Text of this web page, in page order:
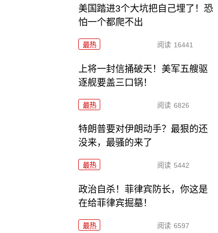
美国踏进3个大坑把自己埋了！恐
怕一个都爬不出
最热 阅读 16441
上将一封信捅破天！美军五艘驱
逐舰要盖三口锅！
最热 阅读 6826
特朗普要对伊朗动手？最狠的还
没来，最骚的来了
最热 阅读 5442
政治自杀！菲律宾防长，你这是
在给菲律宾掘墓！
最热 阅读 6597